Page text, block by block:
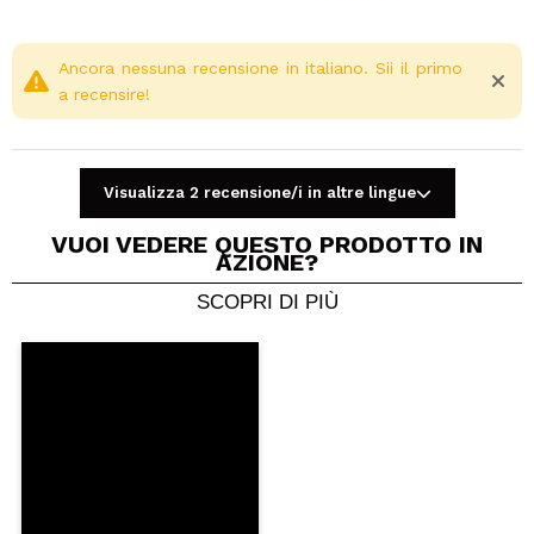
Condividi un video o una foto
Il tuo video potrebbe essere il primo. Immaginalo...
Ancora nessuna recensione in italiano. Sii il primo
a recensire!
Visualizza 2 recensione/i in altre lingue
VUOI VEDERE QUESTO PRODOTTO IN
AZIONE?
SCOPRI DI PIÙ